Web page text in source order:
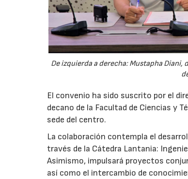
De izquierda a derecha: Mustapha Diani,
El convenio ha sido suscrito por el
decano de la Facultad de Ciencias y
sede del centro.
La colaboración contempla el
través de la Cátedra Lantania:
Asimismo, impulsará proyectos
así como el intercambio de